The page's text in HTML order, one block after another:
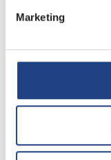
Marketing
Tag